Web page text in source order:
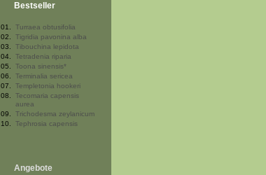
Bestseller
01.
Turraea obtusifolia
02.
Tigridia pavonina alba
03.
Tibouchina lepidota
04.
Tetradenia riparia
05.
Toona sinensis*
06.
Terminalia sericea
07.
Templetonia hookeri
08.
Tecomaria capensis
aurea
09.
Trichodesma zeylanicum
10.
Tephrosia capensis
Angebote